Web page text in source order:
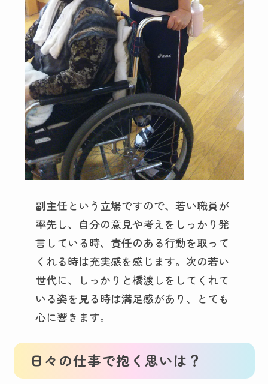
副主任という立場ですので、若い職員が
率先し、自分の意見や考えをしっかり発
言している時、責任のある行動を取って
くれる時は充実感を感じます。次の若い
世代に、しっかりと橋渡しをしてくれて
いる姿を見る時は満足感があり、とても
心に響きます。
日々の仕事で抱く思いは？